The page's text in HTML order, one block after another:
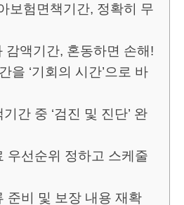
보험면책기간, 정확히 무
감액기간, 혼동하면 손해!
을 ‘기회의 시간’으로 바
간 중 ‘검진 및 진단’ 완
우선순위 정하고 스케줄
준비 및 보장 내용 재확